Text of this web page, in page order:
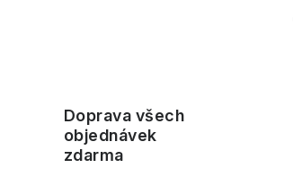
Doprava všech
objednávek
zdarma